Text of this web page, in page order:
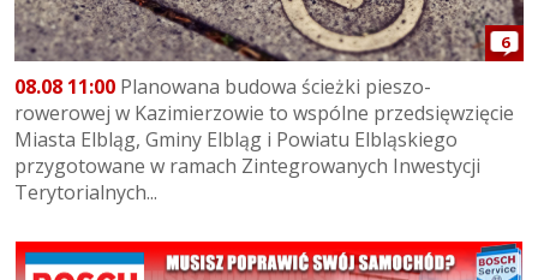
6
08.08 11:00 Planowana budowa ścieżki pieszo-
rowerowej w Kazimierzowie to wspólne przedsięwzięcie
Miasta Elbląg, Gminy Elbląg i Powiatu Elbląskiego
przygotowane w ramach Zintegrowanych Inwestycji
Terytorialnych...